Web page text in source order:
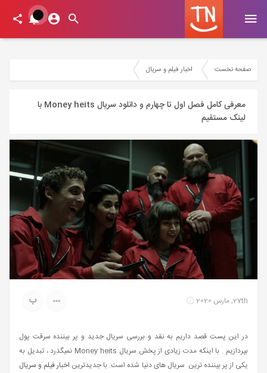
صفحه نخست اخبار فیلم و سریال
معرفی کامل فصل اول تا چهارم و دانلود سریال Money heits با
لینک مستقیم
27th, مارس 2020 ب
در این پست قصد داریم به نقد و بررسی سریال جدید و پر بیننده سرقت پول
بپردازیم . با اینکه مدت زیادی از پخش سریال Money heits نمیگذرد ، تبدیل به
یکی از پر بیننده ترین سریال های دنیا شده است. با جدیدترین اخبار فیلم و سریال